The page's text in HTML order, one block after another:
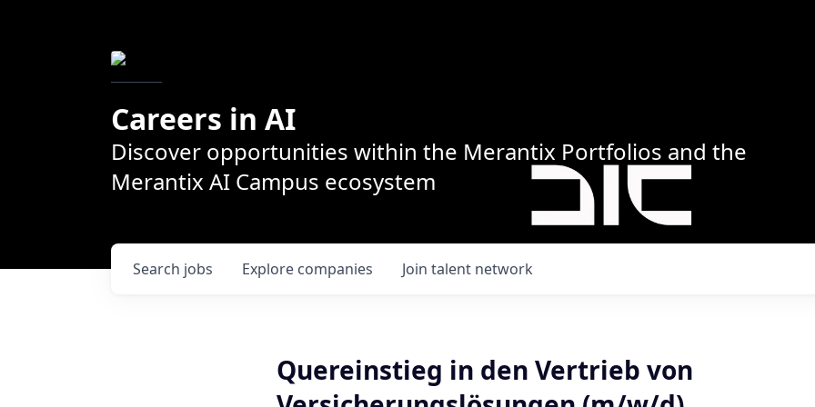
Careers in AI
Discover opportunities within the Merantix Portfolios and the
Merantix AI Campus ecosystem
Search jobs Explore companies Join talent network
Quereinstieg in den Vertrieb von